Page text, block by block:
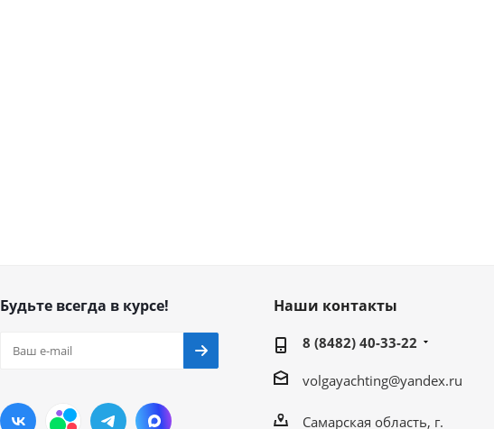
Будьте всегда в курсе! Наши контакты
8 (8482) 40-33-22
volgayachting@yandex.ru
Самарская область, г.